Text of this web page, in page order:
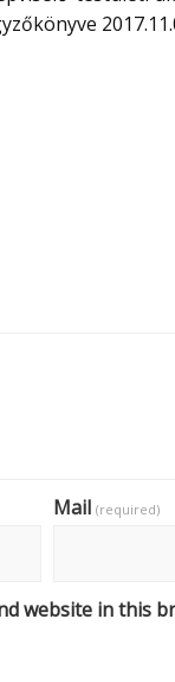
Mail (required)
website in this